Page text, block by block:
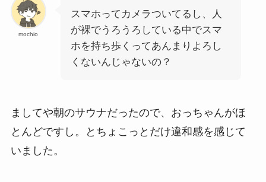
mochio
スマホってカメラついてるし、人
が裸でうろうろしている中でスマ
ホを持ち歩くってあんまりよろし
くないんじゃないの？
ましてや朝のサウナだったので、おっちゃんがほ
とんどですし。とちょこっとだけ違和感を感じて
いました。